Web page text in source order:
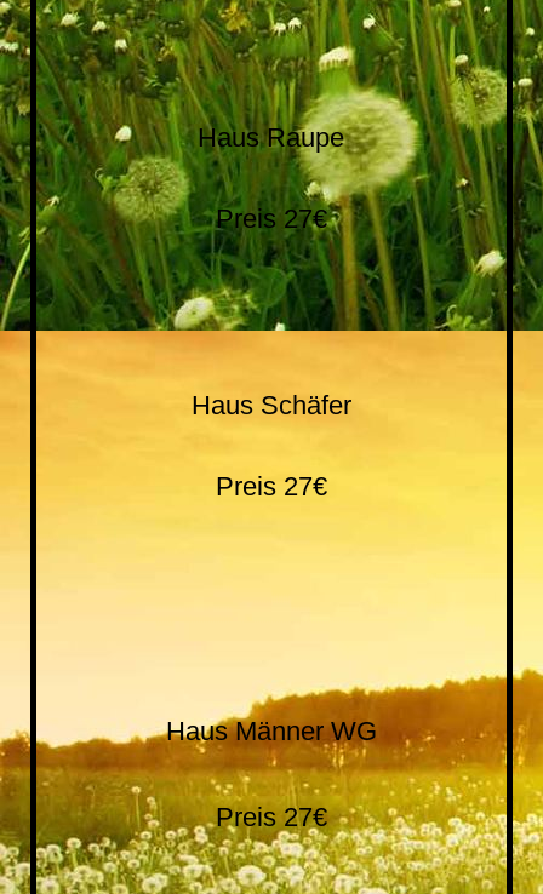
20190202_115634
Haus Raupe
Preis 27€
20171112_160427
Haus Schäfer
Preis 27€
Haus Männer WG
Preis 27€